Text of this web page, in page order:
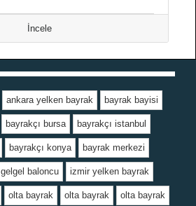
İncele
ankara yelken bayrak bayrak bayisi
bayrakçı bursa bayrakçı istanbul
bayrakçı konya bayrak merkezi
gelgel baloncu izmir yelken bayrak
olta bayrak olta bayrak olta bayrak